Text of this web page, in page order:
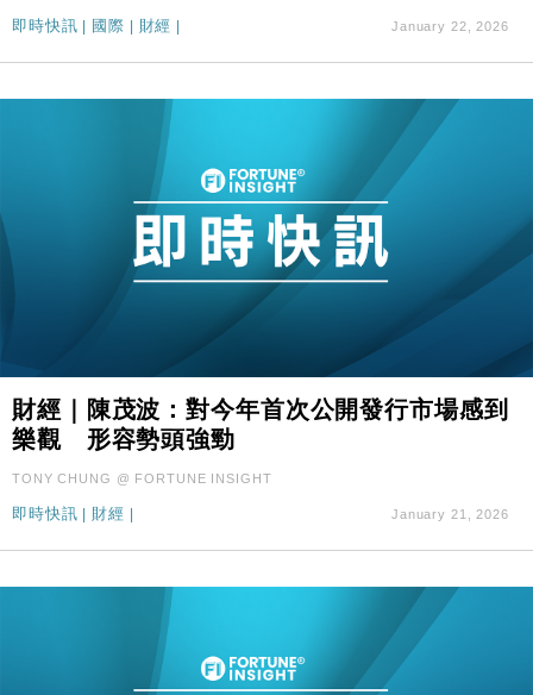
即時快訊 | 國際 | 財經 | January 22, 2026
財經｜陳茂波：對今年首次公開發行市場感到
樂觀 形容勢頭強勁
TONY CHUNG @ FORTUNE INSIGHT
即時快訊 財經 January 21, 2026